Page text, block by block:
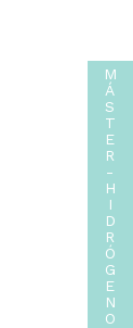
M
Á
S
T
E
R
-
H
I
D
R
Ó
G
E
N
O